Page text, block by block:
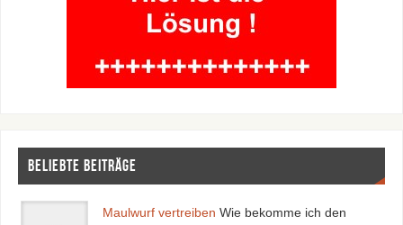
Beliebte Beiträge
Maulwurf vertreiben Wie bekomme ich den